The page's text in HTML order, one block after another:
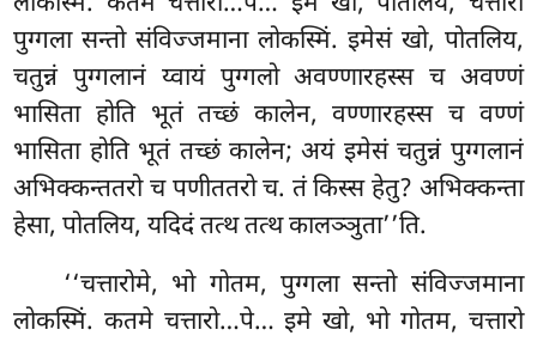
पुग्गला सन्तो संविज्जमाना लोकस्मिं. इमेसं खो, पोतलिय,
चतुन्नं पुग्गलानं य्वायं पुग्गलो अवण्णारहस्स च अवण्णं
भासिता होति भूतं तच्छं कालेन, वण्णारहस्स च वण्णं
भासिता होति भूतं तच्छं कालेन; अयं इमेसं चतुन्नं पुग्गलानं
अभिक्कन्ततरो च पणीततरो च. तं किस्स हेतु? अभिक्कन्ता
हेसा, पोतलिय, यदिदं तत्थ तत्थ कालञ्ञुता’’ति.
‘‘चत्तारोमे, भो गोतम, पुग्गला सन्तो संविज्जमाना
लोकस्मिं. कतमे चत्तारो…पे… इमे खो, भो गोतम, चत्तारो